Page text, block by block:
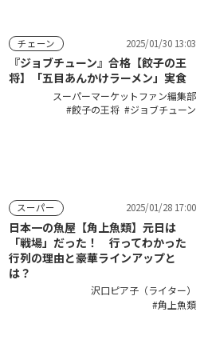
チェーン 2025/01/30 13:03
『ジョブチューン』合格【餃子の王
将】「五目あんかけラーメン」実食
スーパーマーケットファン編集部
餃子の王将
ジョブチューン
スーパー 2025/01/28 17:00
日本一の魚屋【角上魚類】元日は
「戦場」だった！ 行ってわかった
行列の理由と豪華ラインアップと
は？
沢口ピア子（ライター）
角上魚類